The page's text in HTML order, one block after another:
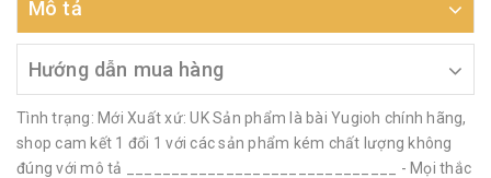
Mô tả
Hướng dẫn mua hàng
Tình trạng: Mới Xuất xứ: UK Sản phẩm là bài Yugioh chính hãng,
shop cam kết 1 đổi 1 với các sản phẩm kém chất lượng không
đúng với mô tả ______________________________ - Mọi thắc